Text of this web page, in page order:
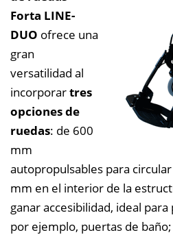
Forta LINE-
DUO ofrece una
gran
versatilidad al
incorporartres
opciones de
ruedas: de 600
mm
autopropulsables para
mm en el interior de la
ganar accesibilidad, ideal
por ejemplo, puertas de